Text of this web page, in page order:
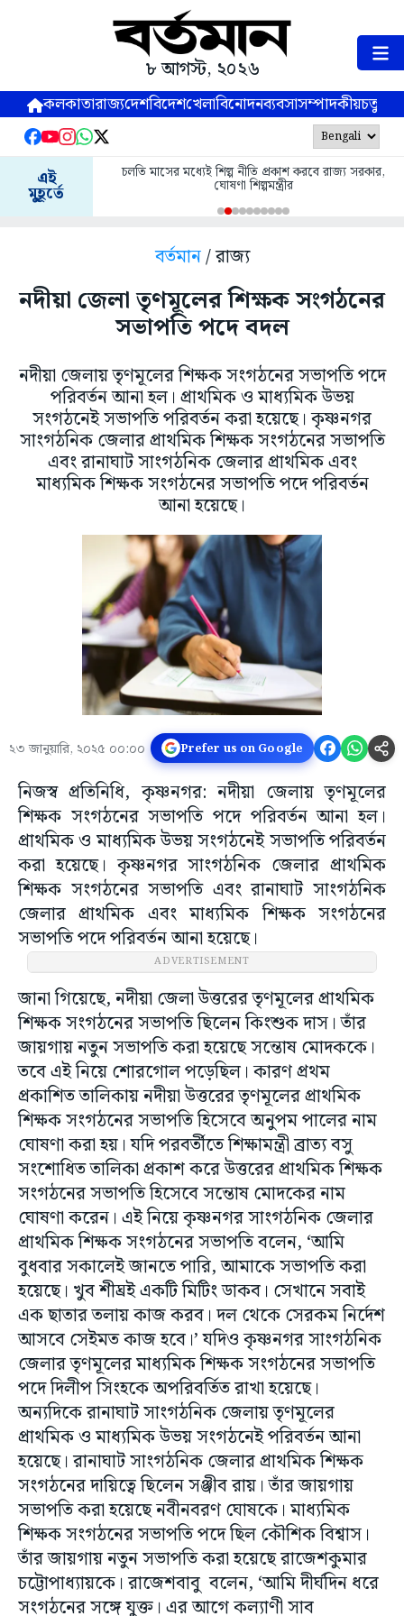
৮ আগস্ট, ২০২৬
কলকাতারাজ্যদেশবিদেশখেলাবিনোদনব্যবসাসম্পাদকীয়
এই
মুহূর্তে
চলতি মাসের মধ্যেই শিল্প নীতি প্রকাশ করবে রাজ্য সরকার,
ঘোষণা শিল্পমন্ত্রীর
বর্তমান/ রাজ্য
নদীয়া জেলা তৃণমূলের শিক্ষক সংগঠনের
সভাপতি পদে বদল
নদীয়া জেলায় তৃণমূলের শিক্ষক সংগঠনের সভাপতি পদে
পরিবর্তন আনা হল। প্রাথমিক ও মাধ্যমিক উভয়
সংগঠনেই সভাপতি পরিবর্তন করা হয়েছে। কৃষ্ণনগর
সাংগঠনিক জেলার প্রাথমিক শিক্ষক সংগঠনের সভাপতি
এবং রানাঘাট সাংগঠনিক জেলার প্রাথমিক এবং
মাধ্যমিক শিক্ষক সংগঠনের সভাপতি পদে পরিবর্তন
আনা হয়েছে।
২৩ জানুয়ারি, ২০২৫ ০০:০০ Prefer us on Google
নিজস্ব প্রতিনিধি, কৃষ্ণনগর: নদীয়া জেলায় তৃণমূলের
শিক্ষক সংগঠনের সভাপতি পদে পরিবর্তন আনা হল।
প্রাথমিক ও মাধ্যমিক উভয় সংগঠনেই সভাপতি পরিবর্তন
করা হয়েছে। কৃষ্ণনগর সাংগঠনিক জেলার প্রাথমিক
শিক্ষক সংগঠনের সভাপতি এবং রানাঘাট সাংগঠনিক
জেলার প্রাথমিক এবং মাধ্যমিক শিক্ষক সংগঠনের
সভাপতি পদে পরিবর্তন আনা হয়েছে।
ADVERTISEMENT
জানা গিয়েছে, নদীয়া জেলা উত্তরের তৃণমূলের প্রাথমিক
শিক্ষক সংগঠনের সভাপতি ছিলেন কিংশুক দাস। তাঁর
জায়গায় নতুন সভাপতি করা হয়েছে সন্তোষ মোদককে।
তবে এই নিয়ে শোরগোল পড়েছিল। কারণ প্রথম
প্রকাশিত তালিকায় নদীয়া উত্তরের তৃণমূলের প্রাথমিক
শিক্ষক সংগঠনের সভাপতি হিসেবে অনুপম পালের নাম
ঘোষণা করা হয়। যদি পরবর্তীতে শিক্ষামন্ত্রী ব্রাত্য বসু
সংশোধিত তালিকা প্রকাশ করে উত্তরের প্রাথমিক শিক্ষক
সংগঠনের সভাপতি হিসেবে সন্তোষ মোদকের নাম
ঘোষণা করেন। এই নিয়ে কৃষ্ণনগর সাংগঠনিক জেলার
প্রাথমিক শিক্ষক সংগঠনের সভাপতি বলেন, ‘আমি
বুধবার সকালেই জানতে পারি, আমাকে সভাপতি করা
হয়েছে। খুব শীঘ্রই একটি মিটিং ডাকব। সেখানে সবাই
এক ছাতার তলায় কাজ করব। দল থেকে সেরকম নির্দেশ
আসবে সেইমত কাজ হবে।’ যদিও কৃষ্ণনগর সাংগঠনিক
জেলার তৃণমূলের মাধ্যমিক শিক্ষক সংগঠনের সভাপতি
পদে দিলীপ সিংহকে অপরিবর্তিত রাখা হয়েছে।
অন্যদিকে রানাঘাট সাংগঠনিক জেলায় তৃণমূলের
প্রাথমিক ও মাধ্যমিক উভয় সংগঠনেই পরিবর্তন আনা
হয়েছে। রানাঘাট সাংগঠনিক জেলার প্রাথমিক শিক্ষক
সংগঠনের দায়িত্বে ছিলেন সঞ্জীব রায়। তাঁর জায়গায়
সভাপতি করা হয়েছে নবীনবরণ ঘোষকে। মাধ্যমিক
শিক্ষক সংগঠনের সভাপতি পদে ছিল কৌশিক বিশ্বাস।
তাঁর জায়গায় নতুন সভাপতি করা হয়েছে রাজেশকুমার
চট্টোপাধ্যায়কে। রাজেশবাবু বলেন, ‘আমি দীর্ঘদিন ধরে
সংগঠনের সঙ্গে যুক্ত।‌ এর আগে কল্যাণী সাব